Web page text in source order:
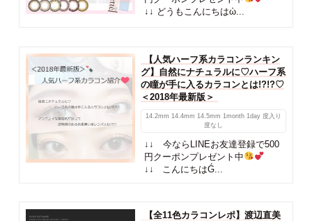
↓↓ どうもこんにちはὠ...
【人気ハーフ系カラコンランキン
グ】自然にナチュラルに♡ハーフ系
の瞳が手に入るカラコンとは!?!?♡
＜2018年最新版＞
14.2mm 14.4mm 14.5mm 1month 1day 度入り
度なし
↓↓ 今ならLINEお友達登録で500
円クーポンプレゼント中
↓↓ こんにちはǴ...
【全11色カラコンレポ】渡辺直美